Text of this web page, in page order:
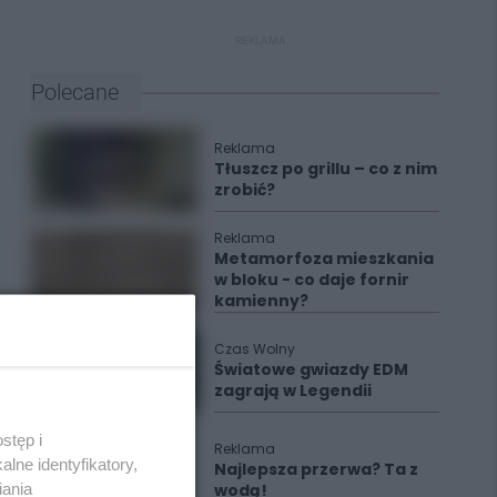
Polecane
Reklama
Tłuszcz po grillu – co z nim
zrobić?
Reklama
Metamorfoza mieszkania
w bloku - co daje fornir
kamienny?
Czas Wolny
Światowe gwiazdy EDM
zagrają w Legendii
Reklama
Najlepsza przerwa? Ta z
wodą!
i
identyfikatory,